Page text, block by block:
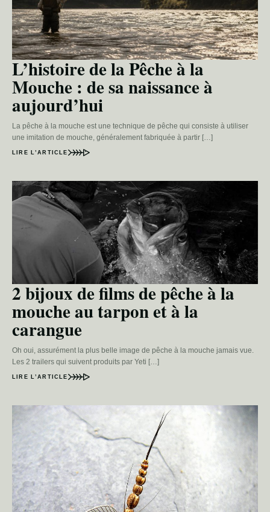
L’histoire de la Pêche à la
Mouche : de sa naissance à
aujourd’hui
La pêche à la mouche est une technique de pêche qui consiste à utiliser
une imitation de mouche, généralement fabriquée à partir […]
LIRE L’ARTICLE
2 bijoux de films de pêche à la
mouche au tarpon et à la
carangue
Oh oui, assurément la plus belle image de pêche à la mouche jamais vue.
Les 2 trailers qui suivent produits par Yeti […]
LIRE L’ARTICLE